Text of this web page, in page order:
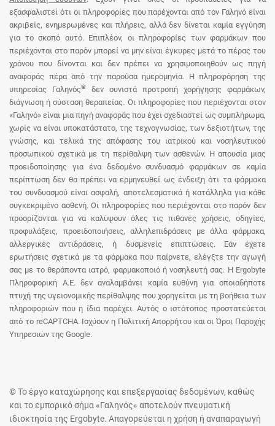
εξασφαλιστεί ότι οι πληροφορίες που παρέχονται από τον Γαληνό είναι
ακριβείς, ενημερωμένες και πλήρεις, αλλά δεν δίνεται καμία εγγύηση
για το σκοπό αυτό. Επιπλέον, οι πληροφορίες των φαρμάκων που
περιέχονται στο παρόν μπορεί να μην είναι έγκυρες μετά το πέρας του
χρόνου που δίνονται και δεν πρέπει να χρησιμοποιηθούν ως πηγή
αναφοράς πέρα από την παρούσα ημερομηνία. Η πληροφόρηση της
υπηρεσίας Γαληνός®
δεν συνιστά προτροπή χορήγησης φαρμάκων,
διάγνωση ή σύσταση θεραπείας. Οι πληροφορίες που περιέχονται στον
«Γαληνό» είναι μια πηγή αναφοράς που έχει σχεδιαστεί ως συμπλήρωμα,
χωρίς να είναι υποκατάστατο, της τεχνογνωσίας, των δεξιοτήτων, της
γνώσης, και τελικά της απόφασης του ιατρικού και νοσηλευτικού
προσωπικού σχετικά με τη περίθαλψη των ασθενών. Η απουσία μιας
προειδοποίησης για ένα δεδομένο συνδυασμό φαρμάκων σε καμία
περίπτωση δεν θα πρέπει να ερμηνευθεί ως ένδειξη ότι τα φάρμακα
του συνδυασμού είναι ασφαλή, αποτελεσματικά ή κατάλληλα για κάθε
συγκεκριμένο ασθενή. Οι πληροφορίες που περιέχονται στο παρόν δεν
προορίζονται για να καλύψουν όλες τις πιθανές χρήσεις, οδηγίες,
προφυλάξεις, προειδοποιήσεις, αλληλεπιδράσεις με άλλα φάρμακα,
αλλεργικές αντιδράσεις, ή δυσμενείς επιπτώσεις. Εάν έχετε
ερωτήσεις σχετικά με τα φάρμακα που παίρνετε, ελέγξτε την αγωγή
σας με το θεράποντα ιατρό, φαρμακοποιό ή νοσηλευτή σας. Η Ergobyte
Πληροφορική Α.Ε. δεν αναλαμβάνει καμία ευθύνη για οποιαδήποτε
πτυχή της υγειονομικής περίθαλψης που χορηγείται με τη βοήθεια των
πληροφοριών που η ίδια παρέχει. Αυτός ο ιστότοπος προστατεύεται
από το reCAPTCHA. Ισχύουν η Πολιτική Απορρήτου και οι Όροι Παροχής
Υπηρεσιών της Google.
© Το έργο καταχώρησης και επεξεργασίας δεδομένων, καθώς
και το εμπορικό σήμα «Γαληνός» αποτελούν πνευματική
ιδιοκτησία της Ergobyte. Απαγορεύεται η χρήση ή αναπαραγωγή